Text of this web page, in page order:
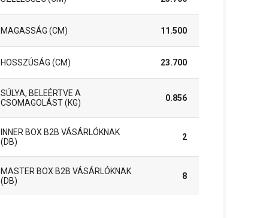
MAGASSÁG (CM) 11.500
HOSSZÚSÁG (CM) 23.700
SÚLYA, BELEÉRTVE A
CSOMAGOLÁST (KG)
0.856
INNER BOX B2B VÁSÁRLÓKNAK
(DB)
2
MASTER BOX B2B VÁSÁRLÓKNAK
(DB)
8